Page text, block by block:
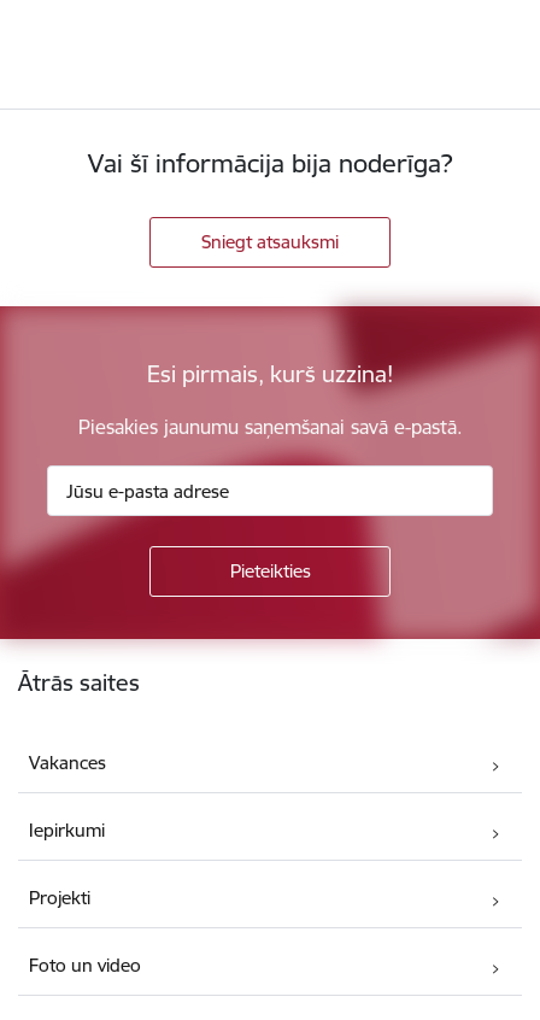
Vai šī informācija bija noderīga?
Sniegt atsauksmi
Esi pirmais, kurš uzzina!
Piesakies jaunumu saņemšanai savā e-pastā.
Kājene
Ātrās saites
Vakances
Iepirkumi
Projekti
Foto un video